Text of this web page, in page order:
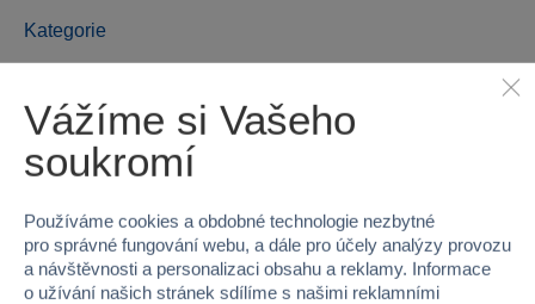
Kategorie
Parametry produktu
Kód produktu 54A-180813C
Vážíme si Vašeho
soukromí
Používáme cookies a obdobné technologie nezbytné
pro správné fungování webu, a dále pro účely analýzy provozu
a návštěvnosti a personalizaci obsahu a reklamy. Informace
o užívání našich stránek sdílíme s našimi reklamními